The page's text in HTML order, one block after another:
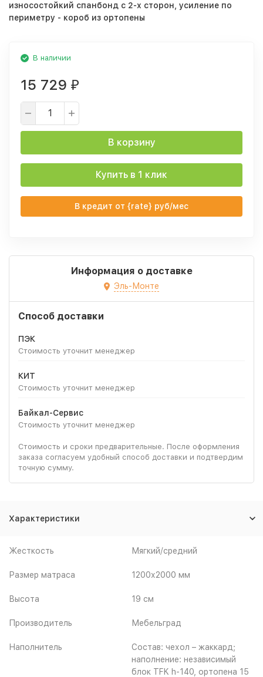
износостойкий спанбонд с 2-х сторон, усиление по
периметру - короб из ортопены
В наличии
15 729 ₽
В корзину
Купить в 1 клик
В кредит от {rate} руб/мес
Информация о доставке
Эль-Монте
Способ доставки
ПЭК
Стоимость уточнит менеджер
КИТ
Стоимость уточнит менеджер
Байкал-Сервис
Стоимость уточнит менеджер
Стоимость и сроки предварительные. После оформления
заказа согласуем удобный способ доставки и подтвердим
точную сумму.
Характеристики
Жесткость Мягкий/средний
Размер матраса 1200х2000 мм
Высота 19 см
Производитель Мебельград
Наполнитель
Состав: чехол – жаккард;
наполнение: независимый
блок TFK h-140, ортопена 15